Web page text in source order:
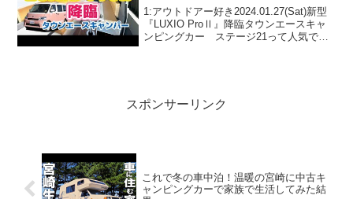
1:アウトドアー好き2024.01.27(Sat)新型
『LUXIO ProⅡ』降臨タウンエースキャ
ンピングカー ステージ21って人気で話
スポンサーリンク
これで冬の車中泊！温暖の宮崎に中古キ
ャンピングカーで家族で生活してみた結